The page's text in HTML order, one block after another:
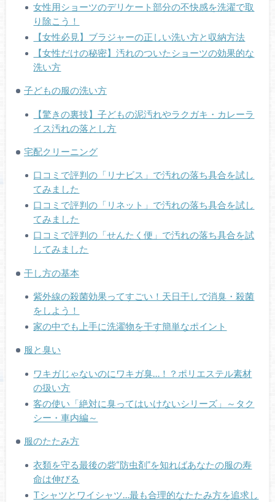
女性用ショーツのデリケート部分の不快感を洗濯で取
り除こう！
【女性必見】ブラジャーの正しい洗い方と収納方法
【女性だけの秘密】汚れのついたショーツの効果的な
洗い方
子どもの服の洗い方
【驚きの裏技】子どもの泥汚れやラクガキ・カレーラ
イス汚れの落とし方
宅配クリーニング
口コミで評判の「リナビス」で汚れの落ち具合を試し
てみました
口コミで評判の「リネット」で汚れの落ち具合を試し
てみました
口コミで評判の「せんたく便」で汚れの落ち具合を試
してみました
干し方の基本
紫外線の殺菌効果ってすごい！天日干しで消臭・殺菌
をしよう！
家の中でも上手に洗濯物を干す簡単なポイント
服と臭い
ワキガじゃないのにワキガ臭…！？ポリエステル素材
の扱い方
客の使い「絶対に臭ってはいけないシリーズ」～タク
シー・車内編～
服のたたみ方
衣類を守る最後の砦“防虫剤”を知ればあなたの服の寿
命は伸びる
Tシャツとワイシャツ…最も合理的なたたみ方を追求し